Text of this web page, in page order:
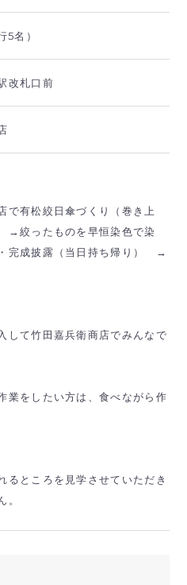
5名）
改札口前
有松絞日傘づくり（巻き上
→絞ったものを早恒染色で染
成披露（当日持ち帰り） →
して竹田嘉兵衛商店でみんなで
業をしたい方は、食べながら作
るところを見学させていただき
。